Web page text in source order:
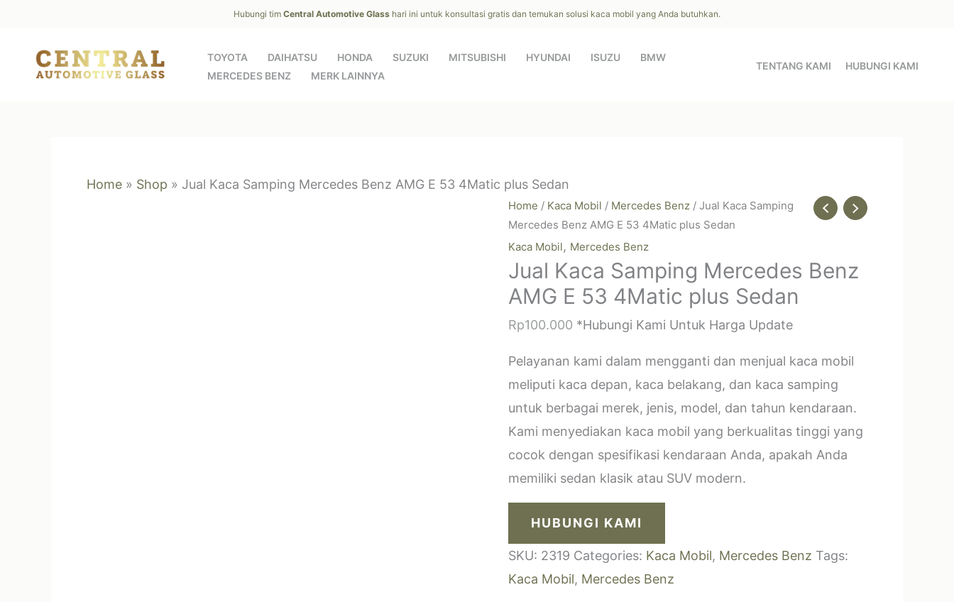
content
Hubungi tim Central Automotive Glass hari ini untuk konsultasi gratis dan temukan solusi kaca mobil yang Anda butuhkan.
TOYOTA DAIHATSU HONDA SUZUKI MITSUBISHI HYUNDAI ISUZU
BMW
MERCEDES BENZ
MERK LAINNYA
TENTANG KAMI HUBUNGI KAMI
Home » Shop » Jual Kaca Samping Mercedes Benz AMG E 53 4Matic plus Sedan
Home / Kaca Mobil / Mercedes Benz / Jual Kaca Samping
Mercedes Benz AMG E 53 4Matic plus Sedan
Kaca Mobil, Mercedes Benz
Jual Kaca Samping Mercedes Benz
AMG E 53 4Matic plus Sedan
Rp100.000 *Hubungi Kami Untuk Harga Update
Pelayanan kami dalam mengganti dan menjual kaca mobil
meliputi kaca depan, kaca belakang, dan kaca samping
untuk berbagai merek, jenis, model, dan tahun kendaraan.
Kami menyediakan kaca mobil yang berkualitas tinggi yang
cocok dengan spesifikasi kendaraan Anda, apakah Anda
memiliki sedan klasik atau SUV modern.
HUBUNGI KAMI
SKU: 2319 Categories: Kaca Mobil, Mercedes Benz Tags:
Kaca Mobil, Mercedes Benz